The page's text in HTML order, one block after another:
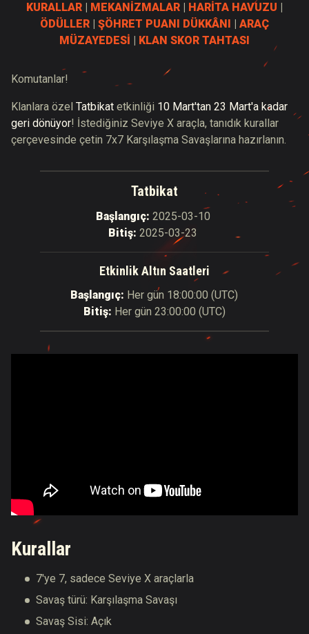
KURALLAR | MEKANİZMALAR | HARİTA HAVUZU |
ÖDÜLLER | ŞÖHRET PUANI DÜKKÂNI | ARAÇ
MÜZAYEDESİ | KLAN SKOR TAHTASI
Komutanlar!
Klanlara özel Tatbikat etkinliği 10 Mart'tan 23 Mart'a kadar
geri dönüyor! İstediğiniz Seviye X araçla, tanıdık kurallar
çerçevesinde çetin 7x7 Karşılaşma Savaşlarına hazırlanın.
Tatbikat
Başlangıç: 2025-03-10
Bitiş: 2025-03-23
Etkinlik Altın Saatleri
Başlangıç: Her gün 18:00:00 (UTC)
Bitiş: Her gün 23:00:00 (UTC)
Kurallar
7'ye 7, sadece Seviye X araçlarla
Savaş türü: Karşılaşma Savaşı
Savaş Sisi: Açık